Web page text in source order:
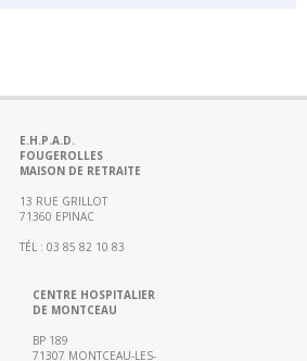
E.H.P.A.D.
FOUGEROLLES
MAISON DE RETRAITE
13 RUE GRILLOT
71360 EPINAC
TÉL : 03 85 82 10 83
CENTRE HOSPITALIER
DE MONTCEAU
BP 189
71307 MONTCEAU-LES-